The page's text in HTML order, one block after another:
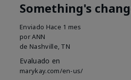
Something's
Enviado Hace 1 mes
porANN
de Nashville, TN
Evaluado en
marykay.com/en-us/